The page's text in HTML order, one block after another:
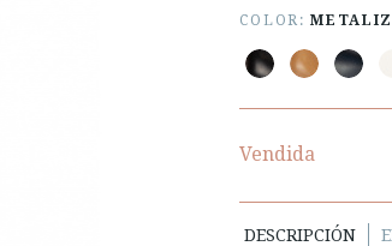
COLOR:
Vendida
DESCRIPCIÓN